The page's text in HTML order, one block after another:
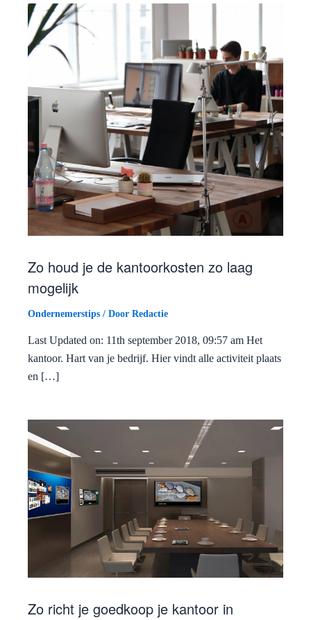
Zo houd je de kantoorkosten zo laag
mogelijk
Ondernemerstips / Door Redactie
Last Updated on: 11th september 2018, 09:57 am Het
kantoor. Hart van je bedrijf. Hier vindt alle activiteit plaats
en […]
Zo richt je goedkoop je kantoor in